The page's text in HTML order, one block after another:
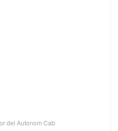
del Autonom Cab